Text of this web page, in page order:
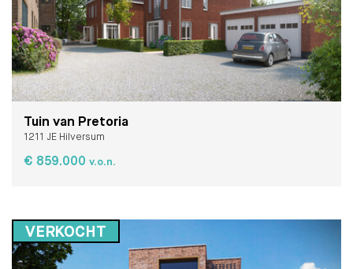
Tuin van Pretoria
1211 JE Hilversum
€ 859.000 v.o.n.
VERKOCHT